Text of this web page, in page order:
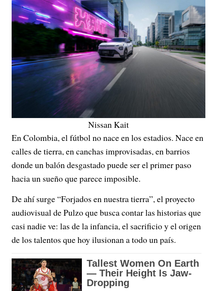
Nissan Kait
En Colombia, el fútbol no nace en los estadios. Nace en
calles de tierra, en canchas improvisadas, en barrios
donde un balón desgastado puede ser el primer paso
hacia un sueño que parece imposible.
De ahí surge “Forjados en nuestra tierra”, el proyecto
audiovisual de Pulzo que busca contar las historias que
casi nadie ve: las de la infancia, el sacrificio y el origen
de los talentos que hoy ilusionan a todo un país.